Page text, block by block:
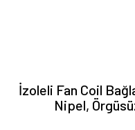
İzoleli Fan Coil
Nipel,